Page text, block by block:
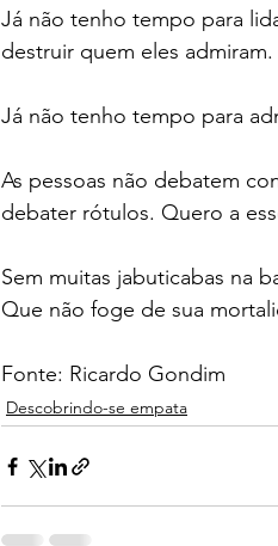
Já não tenho tempo para
destruir quem eles
Já não tenho tempo para
As pessoas não debatem
debater rótulos. Quero a
Sem muitas jabuticabas na
Que não foge de sua
Fonte: Ricardo Gondim
Descobrindo-se empata